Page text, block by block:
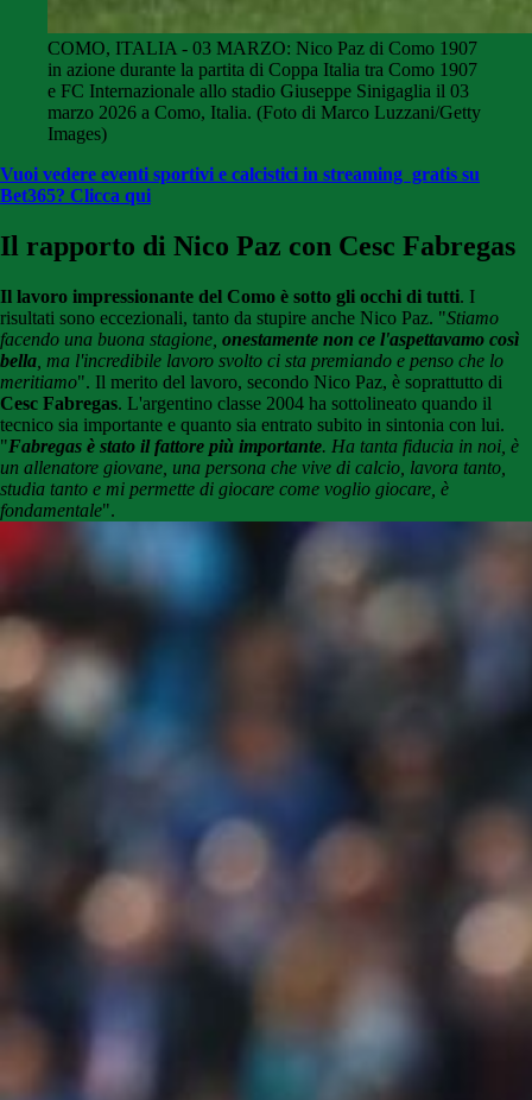
COMO, ITALIA - 03 MARZO: Nico Paz di Como 1907
in azione durante la partita di Coppa Italia tra Como 1907
e FC Internazionale allo stadio Giuseppe Sinigaglia il 03
marzo 2026 a Como, Italia. (Foto di Marco Luzzani/Getty
Images)
Vuoi vedere eventi sportivi e calcistici in streaming gratis su
Bet365? Clicca qui
Il rapporto di Nico Paz con Cesc Fabregas
Il lavoro impressionante del Como è sotto gli occhi di tutti. I
risultati sono eccezionali, tanto da stupire anche Nico Paz. "Stiamo
facendo una buona stagione, onestamente non ce l'aspettavamo così
bella , ma l'incredibile lavoro svolto ci sta premiando e penso che lo
meritiamo". Il merito del lavoro, secondo Nico Paz, è soprattutto di
Cesc Fabregas. L'argentino classe 2004 ha sottolineato quando il
tecnico sia importante e quanto sia entrato subito in sintonia con lui.
"Fabregas è stato il fattore più importante. Ha tanta fiducia in noi, è
un allenatore giovane, una persona che vive di calcio, lavora tanto,
studia tanto e mi permette di giocare come voglio giocare, è
fondamentale".